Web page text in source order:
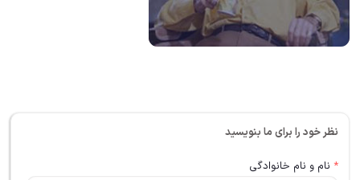
نظر خود را برای ما بنویسید
* نام و نام خانوادگی